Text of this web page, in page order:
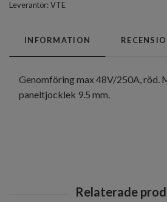
Leverantör:VTE
INFORMATION
Genomföring max 48V/250A, röd.
paneltjocklek 9.5 mm.